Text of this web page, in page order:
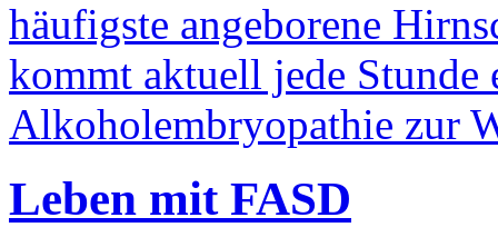
häufigste angeborene
kommt aktuell jede
Alkoholembryopathie zur
Leben mit FASD